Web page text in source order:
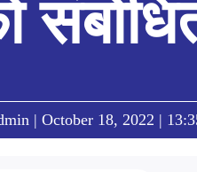
| October 18, 2022 |